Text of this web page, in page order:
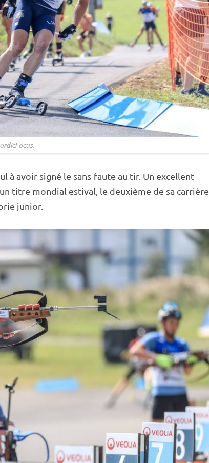
à avoir signé le sans-faute au tir. Un excellent
titre mondial estival, le deuxième de sa carrière
junior.